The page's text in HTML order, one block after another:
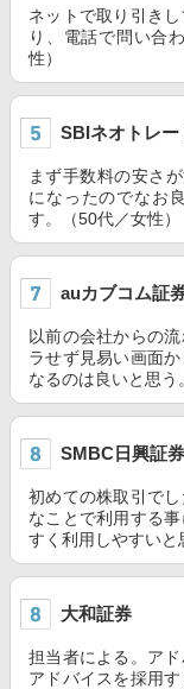
ネットで取り引き
り、電話で問い合
性）
SBIネオトレー
まず手数料の安さ
になったのでなお
す。（50代／女性）
auカブコム証
以前の会社からの
ラせず見易い画面
なるのは良いと思う
SMBC日興証券
初めての株取引で
なことで利用する
すく利用しやすいと
大和証券
担当者による。ア
アドバイスを採用